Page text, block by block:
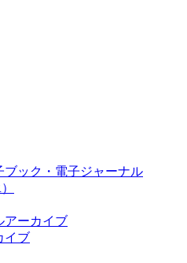
ブック・電子ジャーナル
アーカイブ
イブ